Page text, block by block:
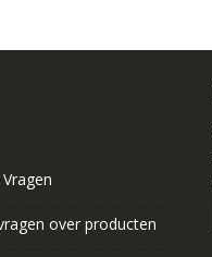
over producten